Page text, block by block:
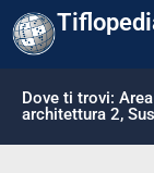
Dove ti trovi:
architettura 2,